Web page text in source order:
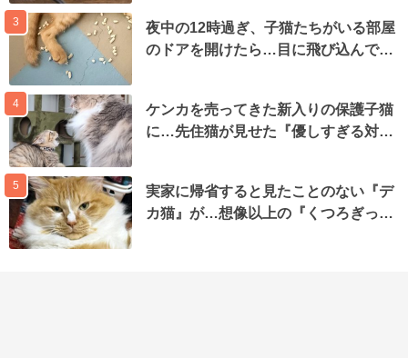
3
夜中の12時過ぎ、子猫たちがいる部屋
のドアを開けたら…目に飛び込んで…
4
ケンカを売ってきた新入りの保護子猫
に…先住猫が見せた『優しすぎる対…
5
実家に帰省すると見たことのない『デ
カ猫』が…想像以上の『くつろぎっ…